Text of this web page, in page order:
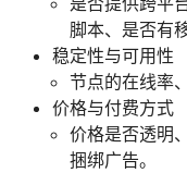
脚本、是否有
稳定性与可用性
节点的在线率
价格与付费方式
价格是否透明
捆绑广告。